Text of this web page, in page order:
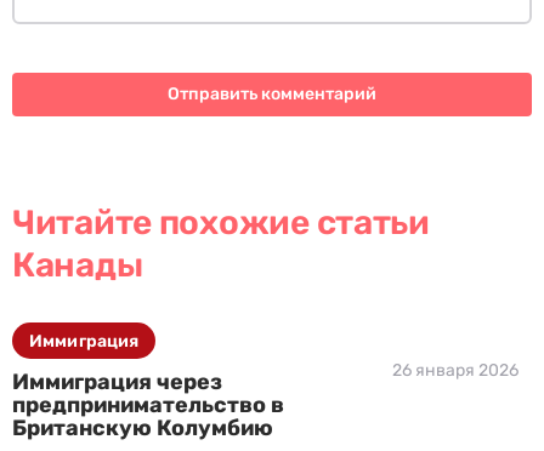
Читайте похожие статьи
Канады
Иммиграция через
предпринимательство в
Британскую Колумбию
26 января 2026
Иммиграция